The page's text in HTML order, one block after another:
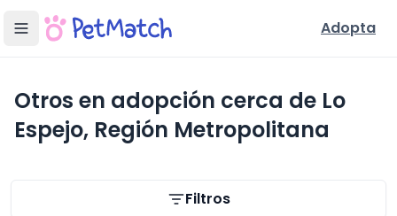
Adopta
Otros en adopción cerca de Lo
Espejo, Región Metropolitana
Filtros